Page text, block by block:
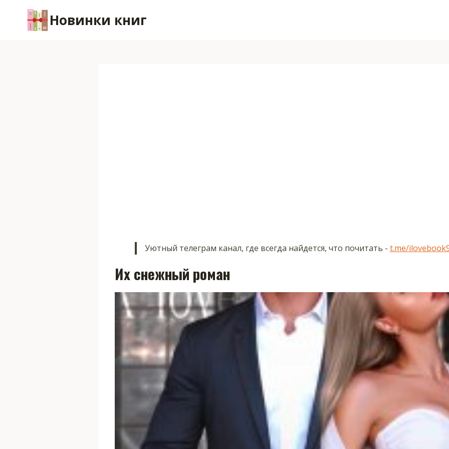
содержимому
Новинки книг
Уютный телеграм канал, где всегда найдется, что почитать - t.me/
Их снежный роман